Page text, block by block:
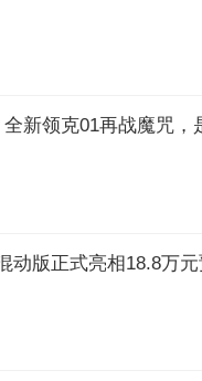
新领克01再战魔咒，
动版正式亮相18.8万元